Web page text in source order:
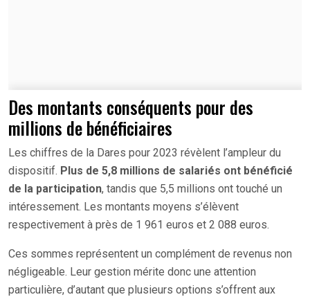
Des montants conséquents pour des
millions de bénéficiaires
Les chiffres de la Dares pour 2023 révèlent l’ampleur du
dispositif. Plus de 5,8 millions de salariés ont bénéficié
de la participation, tandis que 5,5 millions ont touché un
intéressement. Les montants moyens s’élèvent
respectivement à près de 1 961 euros et 2 088 euros.
Ces sommes représentent un complément de revenus non
négligeable. Leur gestion mérite donc une attention
particulière, d’autant que plusieurs options s’offrent aux